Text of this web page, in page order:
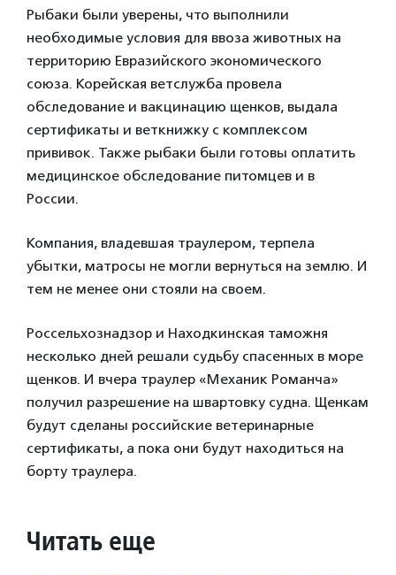
Рыбаки были уверены, что выполнили
необходимые условия для ввоза животных на
территорию Евразийского экономического
союза. Корейская ветслужба провела
обследование и вакцинацию щенков, выдала
сертификаты и веткнижку с комплексом
прививок. Также рыбаки были готовы оплатить
медицинское обследование питомцев и в
России.
Компания, владевшая траулером, терпела
убытки, матросы не могли вернуться на землю. И
тем не менее они стояли на своем.
Россельхознадзор и Находкинская таможня
несколько дней решали судьбу спасенных в море
щенков. И вчера траулер «Механик Романча»
получил разрешение на швартовку судна. Щенкам
будут сделаны российские ветеринарные
сертификаты, а пока они будут находиться на
борту траулера.
Читать еще